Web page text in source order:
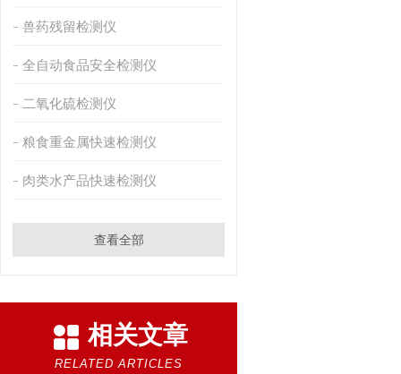
兽药残留检测仪
全自动食品安全检测仪
二氧化硫检测仪
粮食重金属快速检测仪
肉类水产品快速检测仪
查看全部
相关文章
RELATED ARTICLES